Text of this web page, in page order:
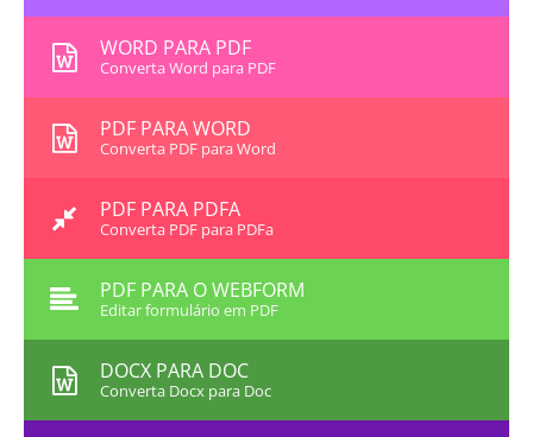
WORD PARA PDF
Converta Word para PDF
PDF PARA WORD
Converta PDF para Word
PDF PARA PDFA
Converta PDF para PDFa
PDF PARA O WEBFORM
Editar formulário em PDF
DOCX PARA DOC
Converta Docx para Doc